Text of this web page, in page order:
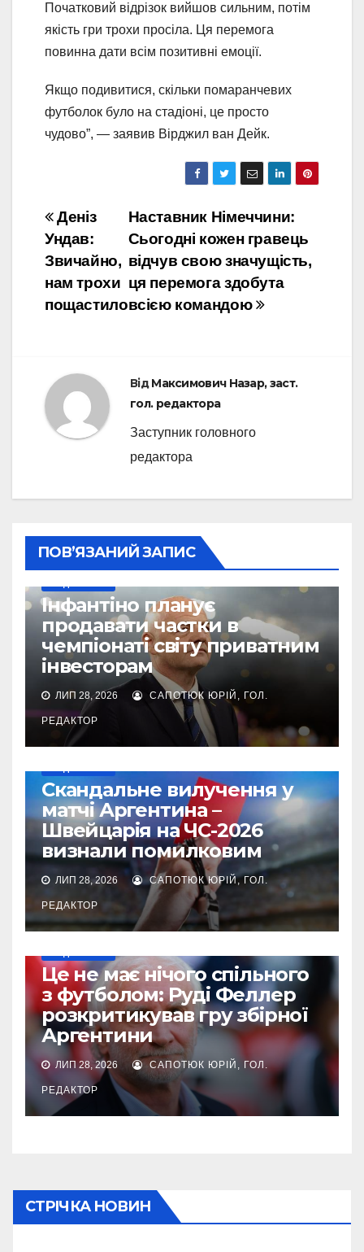
Початковий відрізок вийшов сильним, потім
якість гри трохи просіла. Ця перемога
повинна дати всім позитивні емоції.
Якщо подивитися, скільки помаранчевих
футболок було на стадіоні, це просто
чудово”, — заявив Вірджил ван Дейк.
Навігація
записів
Наставник Німеччини:
Сьогодні кожен гравець
відчув свою значущість,
ця перемога здобута
всією командою
Деніз
Ундав:
Звичайно,
нам трохи
пощастило
ВідМаксимович Назар, заст.
гол. редактора
Заступник головного
редактора
ПОВ’ЯЗАНИЙ ЗАПИС
Інфантіно планує
продавати частки в
чемпіонаті світу приватним
інвесторам
ЛИП 28, 2026 САПОТЮК ЮРІЙ, ГОЛ.
РЕДАКТОР
Cкандальне вилучення у
матчі Аргентина –
Швейцарія на ЧС-2026
визнали помилковим
ЛИП 28, 2026 САПОТЮК ЮРІЙ, ГОЛ.
РЕДАКТОР
Це не має нічого спільного
з футболом: Руді Феллер
розкритикував гру збірної
Аргентини
ЛИП 28, 2026 САПОТЮК ЮРІЙ, ГОЛ.
РЕДАКТОР
СТРІЧКА НОВИН